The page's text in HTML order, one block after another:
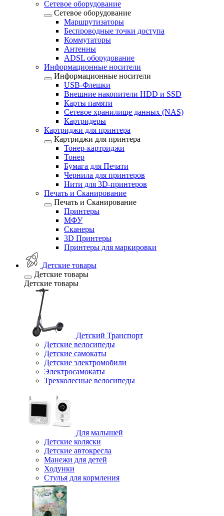
Сетевое оборудование
Сетевое оборудование
Маршрутизаторы
Беспроводные точки доступа
Коммутаторы
Антенны
ADSL оборудование
Информационные носители
Информационные носители
USB-Флешки
Внешние накопители HDD и SSD
Карты памяти
Сетевое хранилище данных (NAS)
Картридеры
Картриджи для принтера
Картриджи для принтера
Тонер-картриджи
Тонер
Бумага для Печати
Чернила для принтеров
Нити для 3D-принтеров
Печать и Сканирование
Печать и Сканирование
Принтеры
МФУ
Сканеры
3D Принтеры
Принтеры для маркировки
Детские товары
Детские товары
Детские товары
Детский Транспорт
Детские велосипеды
Детские самокаты
Детские электромобили
Электросамокаты
Трехколесные велосипеды
Для малышей
Детские коляски
Детские автокресла
Манежи для детей
Ходунки
Стулья для кормления